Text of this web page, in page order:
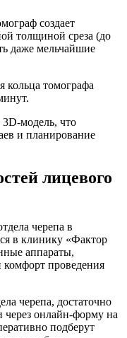
создает
толщиной среза (до
даже мельчайшие
кольца томографа
модель, что
и планирование
лицевого
черепа в
в клинику «Фактор
аппараты,
проведения
черепа, достаточно
через онлайн-форму на
подберут